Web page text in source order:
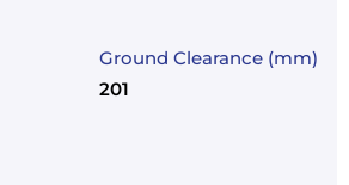
Ground Clearance (mm)
201